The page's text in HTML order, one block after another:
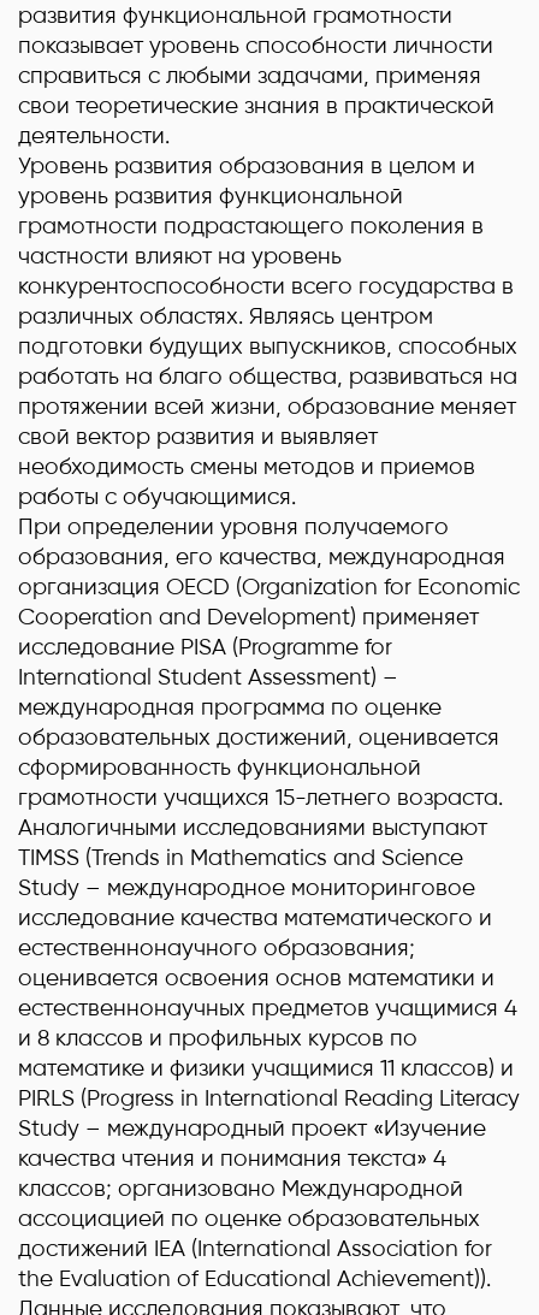
развития функциональной грамотности
показывает уровень способности личности
справиться с любыми задачами, применяя
свои теоретические знания в практической
деятельности.
Уровень развития образования в целом и
уровень развития функциональной
грамотности подрастающего поколения в
частности влияют на уровень
конкурентоспособности всего государства в
различных областях. Являясь центром
подготовки будущих выпускников, способных
работать на благо общества, развиваться на
протяжении всей жизни, образование меняет
свой вектор развития и выявляет
необходимость смены методов и приемов
работы с обучающимися.
При определении уровня получаемого
образования, его качества, международная
организация OECD (Organization for Economic
Cooperation and Development) применяет
исследование PISA (Programme for
International Student Assessment) –
международная программа по оценке
образовательных достижений, оценивается
сформированность функциональной
грамотности учащихся 15-летнего возраста.
Аналогичными исследованиями выступают
TIMSS (Trends in Mathematics and Science
Study – международное мониторинговое
исследование качества математического и
естественнонаучного образования;
оценивается освоения основ математики и
естественнонаучных предметов учащимися 4
и 8 классов и профильных курсов по
математике и физики учащимися 11 классов) и
PIRLS (Progress in International Reading Literacy
Study – международный проект «Изучение
качества чтения и понимания текста» 4
классов; организовано Международной
ассоциацией по оценке образовательных
достижений IEA (International Association for
the Evaluation of Educational Achievement)).
Данные исследования показывают, что